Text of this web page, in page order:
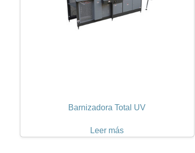
Barnizadora Total UV
Leer más